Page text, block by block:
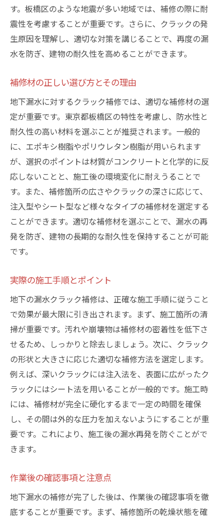
す。板橋区のような地震が多い地域では、補修の際に耐
震性を考慮することが重要です。さらに、クラックの発
生原因を理解し、適切な対策を講じることで、再度の漏
水を防ぎ、建物の耐久性を高めることができます。
補修材の正しい選び方とその理由
地下漏水に対するクラック補修では、適切な補修材の選
定が重要です。東京都板橋区の特性を考慮し、防水性と
耐久性の高い材料を選ぶことが推奨されます。一般的
に、エポキシ樹脂やポリウレタン樹脂が用いられます
が、選択のポイントは材質がコンクリートと化学的に反
応しないことと、施工後の環境変化に耐えうることで
す。また、補修箇所の広さやクラックの深さに応じて、
注入型やシート型など様々なタイプの補修材を選定する
ことができます。適切な補修材を選ぶことで、漏水の再
発を防ぎ、建物の長期的な耐久性を保持することが可能
です。
実際の施工手順とポイント
地下の漏水クラック補修は、正確な施工手順に従うこと
で効果が最大限に引き出されます。まず、施工箇所の清
掃が重要です。汚れや崩壊物は補修材の密着性を低下さ
せるため、しっかりと除去しましょう。次に、クラック
の形状と大きさに応じた適切な補修方法を選定します。
例えば、深いクラックには注入法を、表面に広がったク
ラックにはシート法を用いることが一般的です。施工時
には、補修材が完全に硬化するまで一定の時間を確保
し、その間は外的な圧力を加えないようにすることが重
要です。これにより、施工後の漏水再発を防ぐことがで
きます。
作業後の確認事項と注意点
地下漏水の補修が完了した後は、作業後の確認事項を徹
底することが重要です。まず、補修箇所の乾燥状態を確